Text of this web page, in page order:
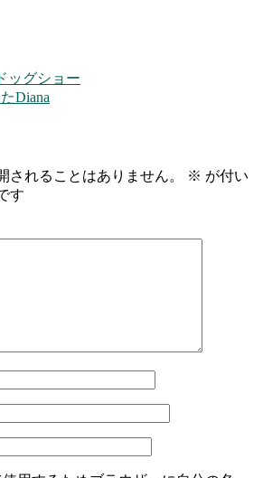
ッグショー
Diana
されることはありません。 ※ が付い
す